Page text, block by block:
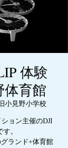
体験
体育館
小見野小学校
ョン主催のDJI
。
ランド+体育館